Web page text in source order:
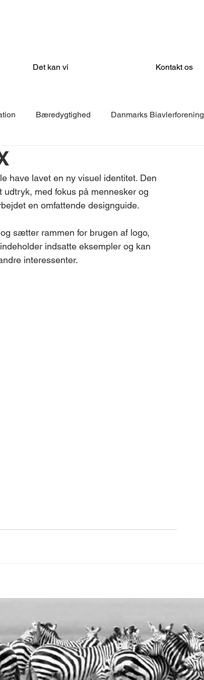
Det kan vi Kontakt os
Bæredygtighed Danmarks Biavlerforening
Kommune Stevns Kommune
have lavet en ny visuel identitet. Den
med fokus på mennesker og
en omfattende designguide.
sætter rammen for brugen af logo,
indsatte eksempler og kan
interessenter.